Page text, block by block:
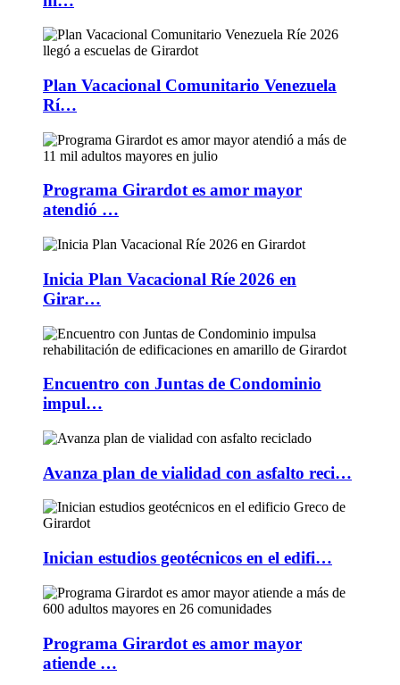
Plan Vacacional Comunitario Venezuela
Rí…
Programa Girardot es amor mayor
atendió …
Inicia Plan Vacacional Ríe 2026 en
Girar…
Encuentro con Juntas de Condominio
impul…
Avanza plan de vialidad con asfalto reci…
Inician estudios geotécnicos en el edifi…
Programa Girardot es amor mayor
atiende …